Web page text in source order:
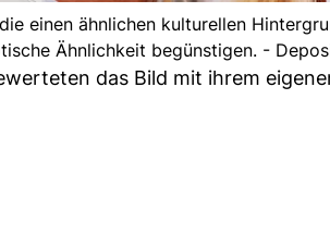
einen ähnlichen kulturellen
Ähnlichkeit begünstigen. -
das Bild mit ihrem